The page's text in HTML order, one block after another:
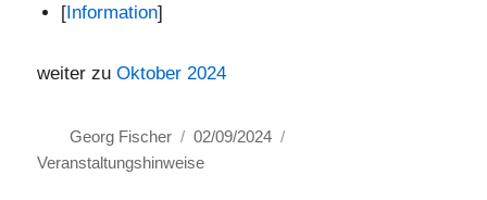
[Information]
weiter zuOktober 2024
Autor
Georg Fischer
Veröffentlicht
am
02/09/2024
Veranstaltungshinweise